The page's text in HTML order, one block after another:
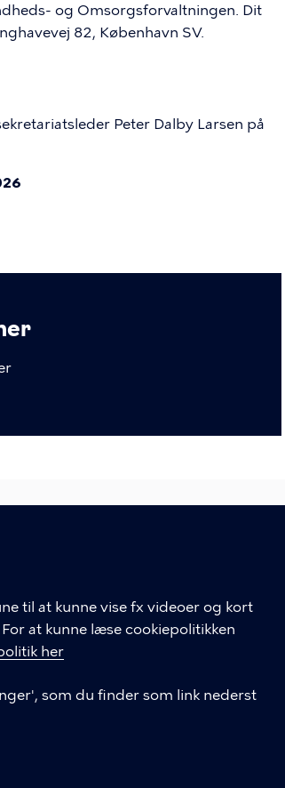
til at kunne vise fx videoer og kort
at kunne læse cookiepolitikken
her
som du finder som link nederst
og Omsorgsforvaltningen. Dit
82, København SV.
Peter Dalby Larsen på
Ophavsret og brug af materiale